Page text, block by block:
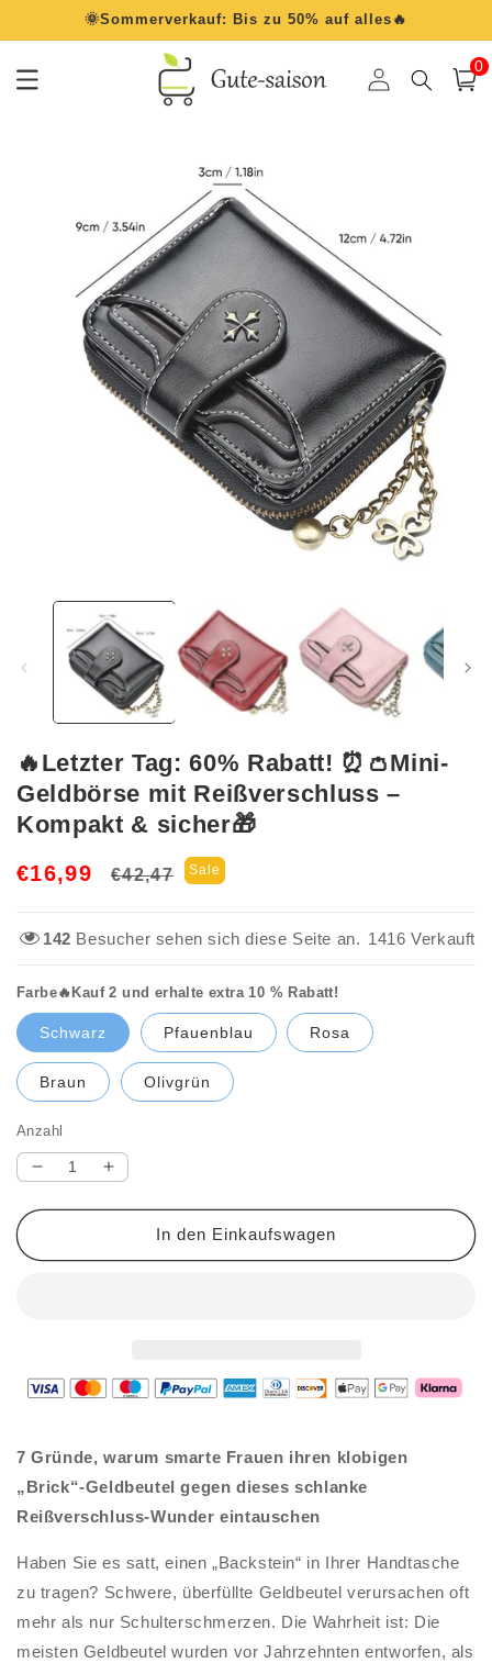
Inhalt
🌞Sommerverkauf: Bis zu 50% auf alles🔥
Einloggen
0
🔥Letzter Tag: 60% Rabatt! ⏰👛Mini-
Geldbörse mit Reißverschluss –
Kompakt & sicher🎁
€16,99
Normaler
€42,47 Verkaufspreis
Sale
142 Besucher sehen sich diese Seite an. 1416 Verkauft
Farbe🔥Kauf 2 und erhalte extra 10 % Rabatt!
Schwarz Pfauenblau Rosa
Braun Olivgrün
Anzahl
Verringere
🔥
⏰
Geldbörse
mit
Reißverschluss
–
&amp;
sicher
🎁
Erhöhe
🔥
⏰
Geldbörse
mit
Reißverschluss
–
&amp;
sicher
🎁
In den Einkaufswagen
7 Gründe, warum smarte Frauen ihren klobigen
„Brick“-Geldbeutel gegen dieses schlanke
Reißverschluss-Wunder eintauschen
Haben Sie es satt, einen „Backstein“ in Ihrer Handtasche
zu tragen? Schwere, überfüllte Geldbeutel verursachen oft
mehr als nur Schulterschmerzen. Die Wahrheit ist: Die
meisten Geldbeutel wurden vor Jahrzehnten entworfen, als